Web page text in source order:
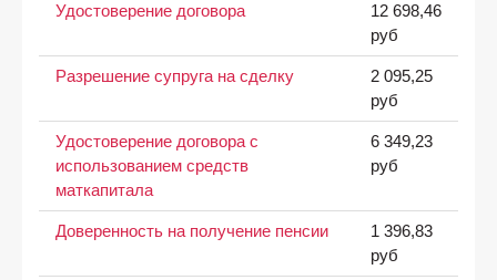
Удостоверение договора
12 698,46
руб
Разрешение супруга на сделку
2 095,25
руб
Удостоверение договора с
использованием средств
маткапитала
6 349,23
руб
Доверенность на получение пенсии
1 396,83
руб